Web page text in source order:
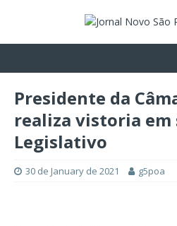
Presidente da
realiza vistoria em
Legislativo
30 de January de 2021 g5poa